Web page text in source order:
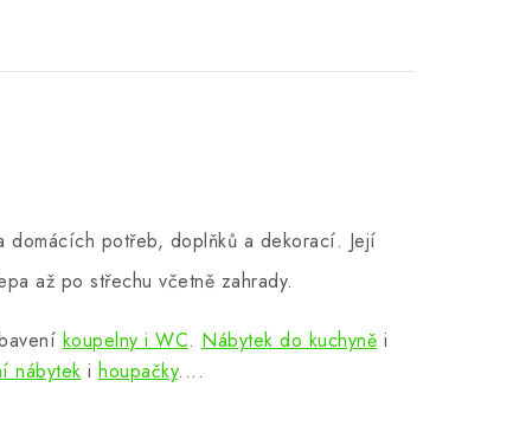
domácích potřeb, doplňků a dekorací. Její
až po střechu včetně zahrady.
koupelny i WC. Nábytek do kuchyně i
nábytek i houpačky....